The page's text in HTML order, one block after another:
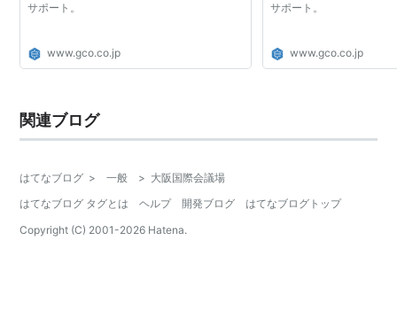
サポート。
www.gco.co.jp
サポート。
www.gco.co.jp
関連ブログ
はてなブログ > 一般 > 大阪国際会議場
はてなブログ タグとは
ヘルプ 開発ブログ
はてなブログトップ
Copyright (C) 2001-2026 Hatena.